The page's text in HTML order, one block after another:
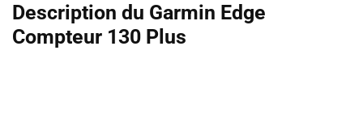
Description du Garmin Edge
Compteur 130 Plus